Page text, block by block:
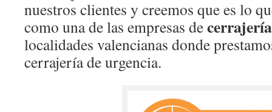
nuestros clientes y creemos que es lo
como una de las empresas de
localidades valencianas donde
cerrajería de urgencia.